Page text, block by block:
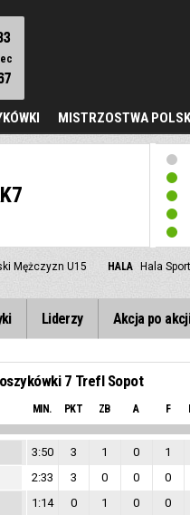
MISTRZOSTWA
Mężczyzn U15 HALA Hala
Liderzy Akcja po
7 Trefl Sopot
MIN. PKT ZB A F
3:50 3 1 0 1
2:33 3 0 0 0
1:14 0 1 0 0